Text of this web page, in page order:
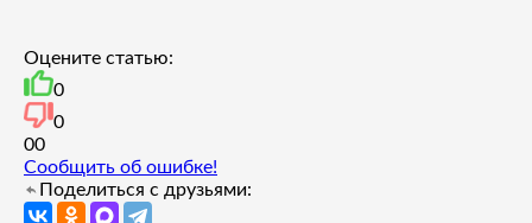
Оцените статью:
0
0
00
Сообщить об ошибке!
Поделиться с друзьями: